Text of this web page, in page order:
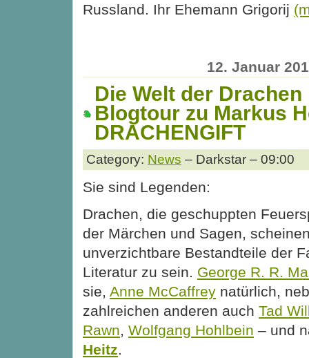
Russland. Ihr Ehemann Grigorij
12. Januar
Die Welt der Drachen
Blogtour zu Markus
DRACHENGIFT
Category: News – Darkstar – 09:00
Sie sind Legenden:
Drachen, die geschuppten
der Märchen und Sagen,
unverzichtbare Bestandteile der
Literatur zu sein. George R. R.
sie, Anne McCaffrey natürlich,
zahlreichen anderen auch Tad
Rawn, Wolfgang Hohlbein – und
Heitz.